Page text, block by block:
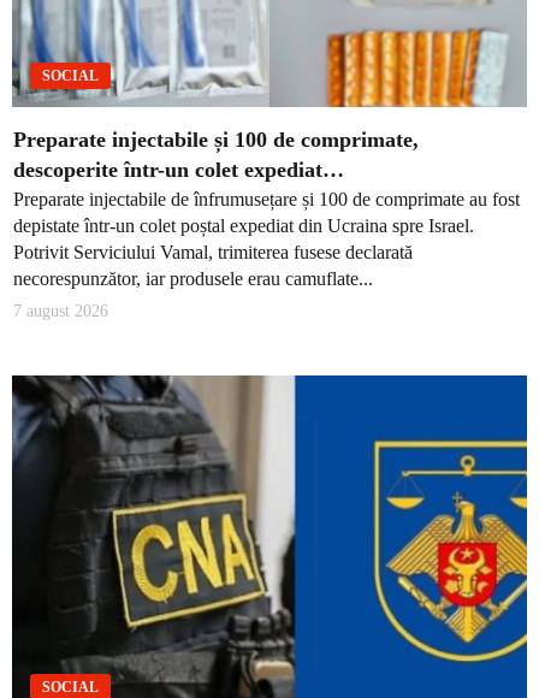
SOCIAL
Preparate injectabile și 100 de comprimate,
descoperite într-un colet expediat…
Preparate injectabile de înfrumusețare și 100 de comprimate au fost
depistate într-un colet poștal expediat din Ucraina spre Israel.
Potrivit Serviciului Vamal, trimiterea fusese declarată
necorespunzător, iar produsele erau camuflate...
7 august 2026
SOCIAL